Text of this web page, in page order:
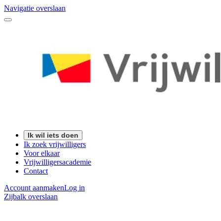
Navigatie overslaan
Ik wil iets doen
Ik zoek vrijwilligers
Voor elkaar
Vrijwilligersacademie
Contact
Account aanmakenLog in
Zijbalk overslaan